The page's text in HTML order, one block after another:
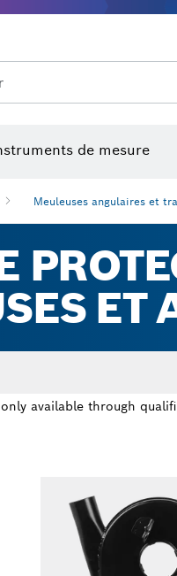
de mesure
Meuleuses angulaires et
ET
available through